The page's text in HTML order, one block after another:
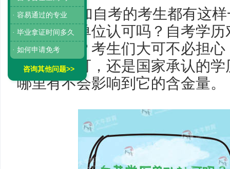
很多参加自考的考生都有这
自考学历单位认可吗？自考学
所帮助吗？考生们大可不必担
到单位认可，还是国家承认的
哪里有不会影响到它的含金量。
· 容易通过的专业
· 毕业拿证时间多久
· 如何申请免考
咨询其他问题>>